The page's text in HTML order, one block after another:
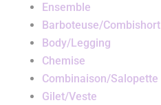
Ensemble
Barboteuse/Combishort
Body/Legging
Chemise
Combinaison/Salopette
Gilet/Veste